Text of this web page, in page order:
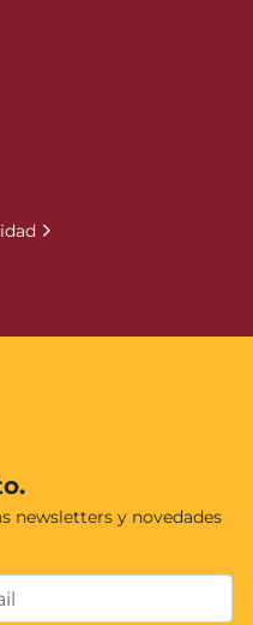
newsletters y novedades